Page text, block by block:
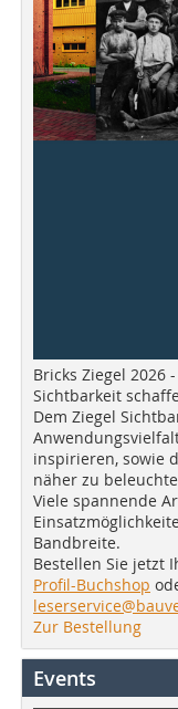
Bricks Ziegel 2026 -
Sichtbarkeit
Dem Ziegel
inspirieren, sowie
näher zu
Viele spannende
Bandbreite.
Bestellen Sie jetzt
Profil-Buchshop
Zur Bestellung
Events